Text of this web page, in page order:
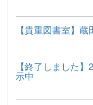
【貴重図書室】
【終了しました
示中